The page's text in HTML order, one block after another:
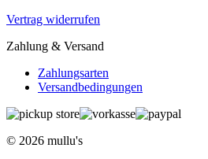
Vertrag widerrufen
Zahlung & Versand
Zahlungsarten
Versandbedingungen
© 2026 mullu's